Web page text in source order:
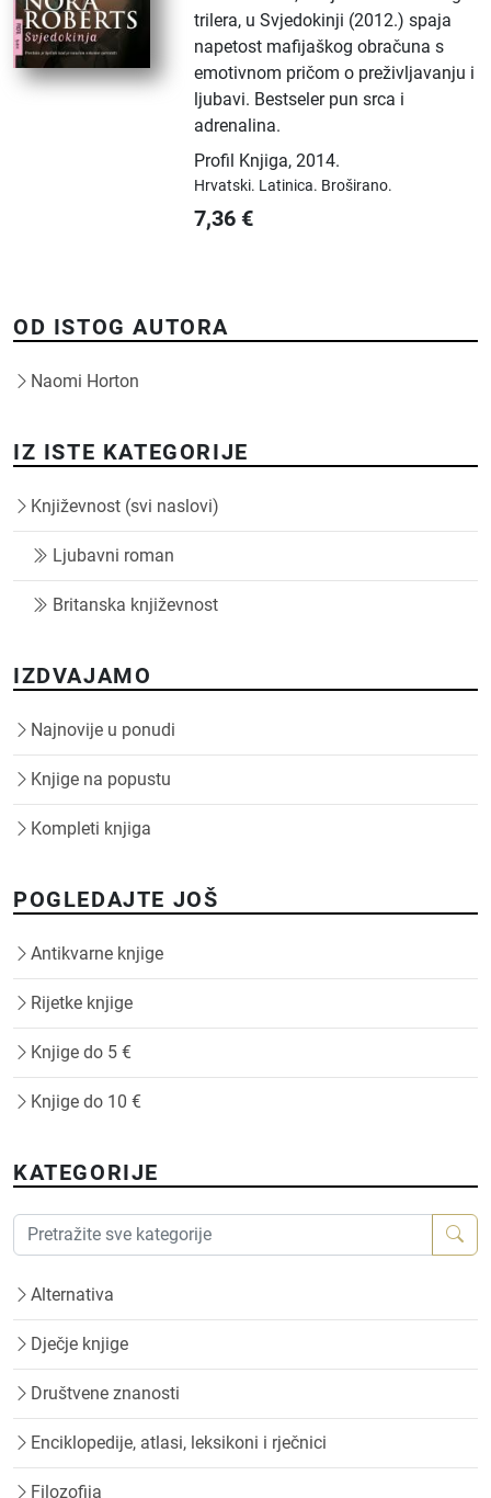
trilera, u Svjedokinji (2012.) spaja
napetost mafijaškog obračuna s
emotivnom pričom o preživljavanju i
ljubavi. Bestseler pun srca i
adrenalina.
Profil Knjiga,2014.
Hrvatski. Latinica. Broširano.
7,36 €
OD ISTOG AUTORA
Naomi Horton
IZ ISTE KATEGORIJE
Književnost (svi naslovi)
Ljubavni roman
Britanska književnost
IZDVAJAMO
Najnovije u ponudi
Knjige na popustu
Kompleti knjiga
POGLEDAJTE JOŠ
Antikvarne knjige
Rijetke knjige
Knjige do 5 €
Knjige do 10 €
KATEGORIJE
Alternativa
Dječje knjige
Društvene znanosti
Enciklopedije, atlasi, leksikoni i rječnici
Filozofija